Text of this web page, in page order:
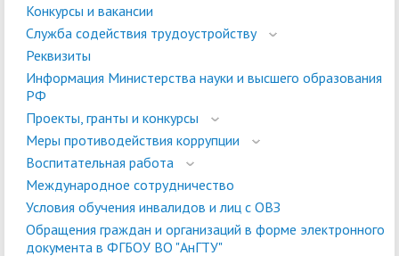
Конкурсы и вакансии
Служба содействия трудоустройству
Реквизиты
Информация Министерства науки и высшего образования
РФ
Проекты, гранты и конкурсы
Меры противодействия коррупции
Воспитательная работа
Международное сотрудничество
Условия обучения инвалидов и лиц с ОВЗ
Обращения граждан и организаций в форме электронного
документа в ФГБОУ ВО "АнГТУ"